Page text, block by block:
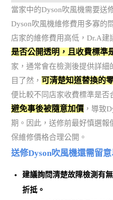
當家中的Dyson吹風機需要送
Dyson吹風機維修費用多寡的
店家的維修費用高低，Dr.A建
是否公開透明，且收費標準
家，通常會在檢測後提供詳
目了然， 可清楚知道替換的
便比較不同店家收費標準是否
避免事後被隨意加價 ，導致
期。因此，送修前最好慎選報
保維修價格合理公開。
送修Dyson吹風機還需留意
建議詢問清楚故障檢測有
折抵。